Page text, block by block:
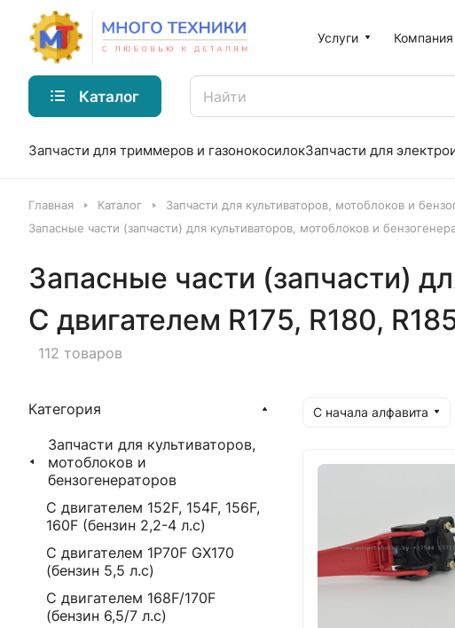
Услуги Компания
Каталог
Запчасти для триммеров и газонокосилокЗапчасти для
Главная Каталог
Запчасти для культиваторов, мотоблоков и
Запасные части (запчасти) для культиваторов, мотоблоков и
Запасные части (запчасти)
С двигателем R175, R180,
112 товаров
С начала алфавита
Категория
Запчасти для культиваторов,
мотоблоков и
бензогенераторов
С двигателем 152F, 154F, 156F,
160F (бензин 2,2-4 л.с)
С двигателем 1P70F GX170
(бензин 5,5 л.с)
С двигателем 168F/170F
(бензин 6,5/7 л.с)